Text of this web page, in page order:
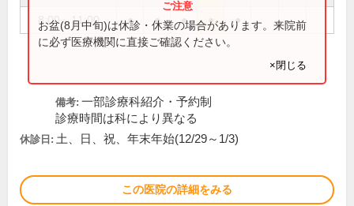
8:00～11:00 ● ● ● ● ●
お盆(8月中旬)は休診・休業の場合があります。来院前
に必ず医療機関に直接ご確認ください。
×閉じる
備考: 一部診療科紹介・予約制
診療時間は科により異なる
休診日: 土、日、祝、年末年始(12/29～1/3)
この医院の詳細をみる